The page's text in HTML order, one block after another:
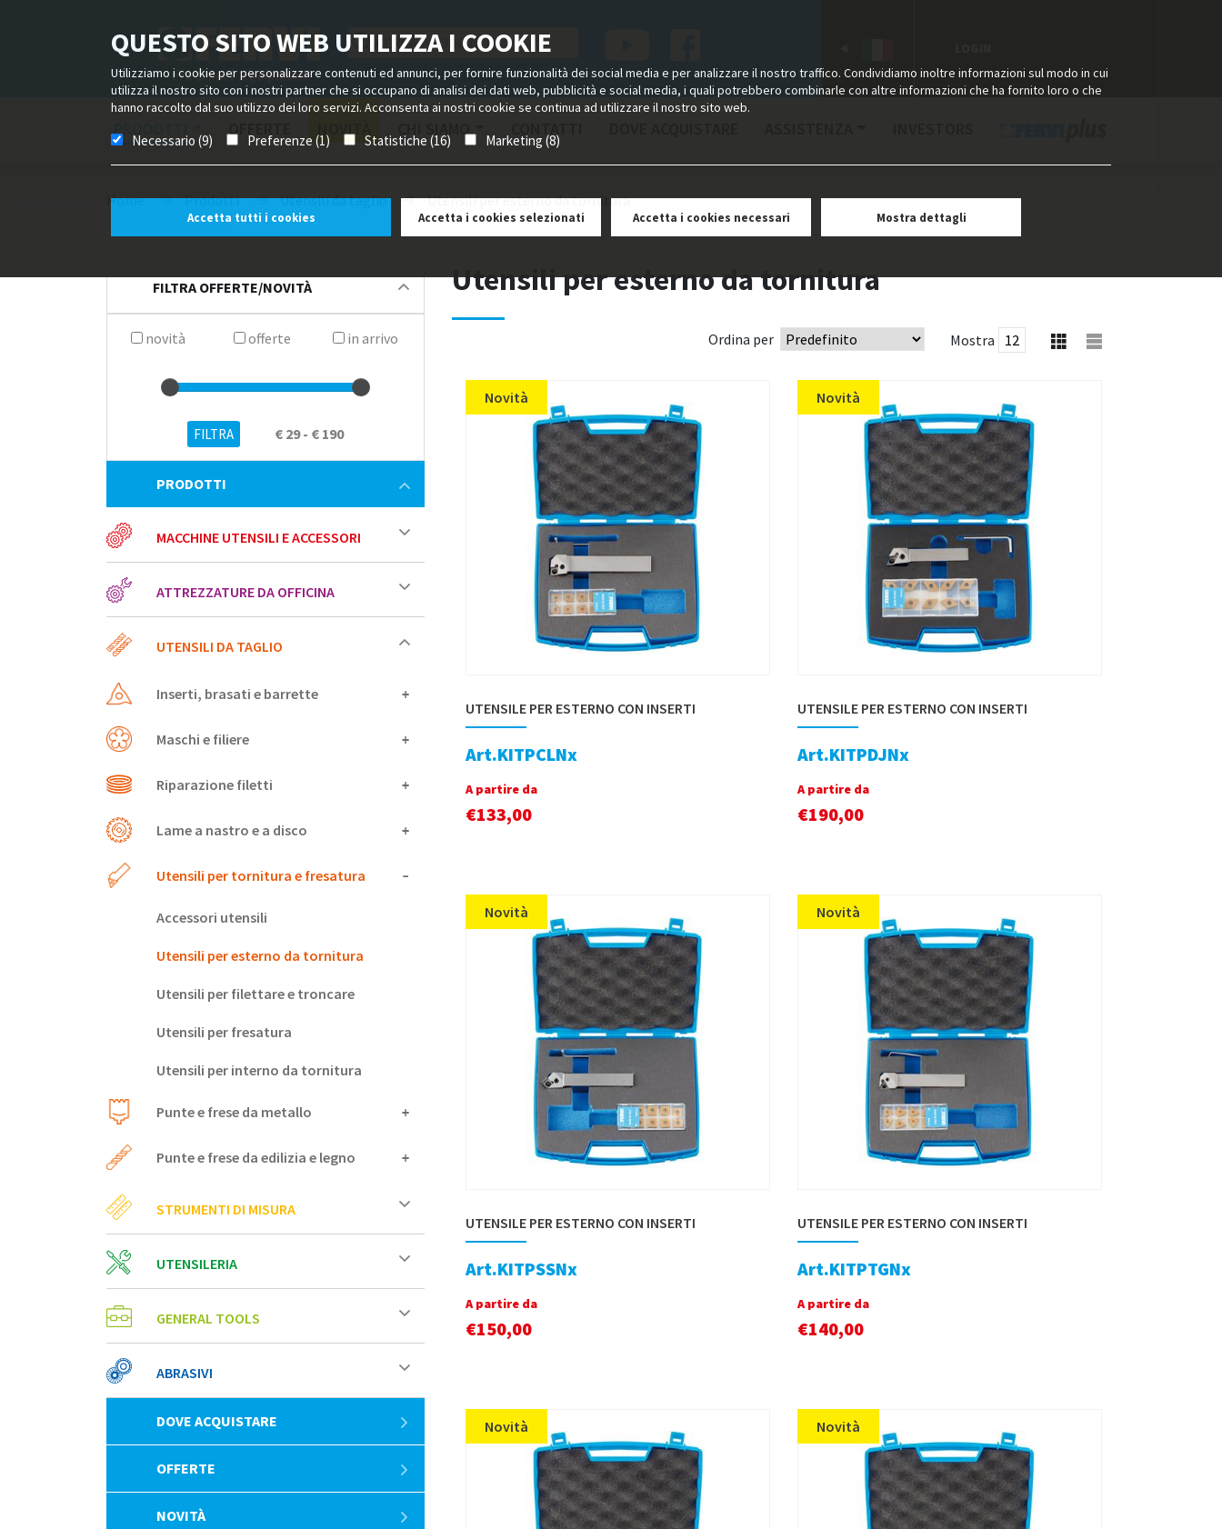
QUESTO SITO WEB UTILIZZA I COOKIE
Utilizziamo i cookie per personalizzare contenuti ed annunci, per fornire funzionalità dei social media e per analizzare il nostro traffico. Condividiamo inoltre informazioni sul modo in cui
utilizza il nostro sito con i nostri partner che si occupano di analisi dei dati web, pubblicità e social media, i quali potrebbero combinarle con altre informazioni che ha fornito loro o che
hanno raccolto dal suo utilizzo dei loro servizi. Acconsenta ai nostri cookie se continua ad utilizzare il nostro sito web.
Necessario (9) Preferenze (1) Statistiche (16) Marketing (8)
Accetta tutti i cookies Accetta i cookies selezionati Accetta i cookies necessari Mostra dettagli
PRODOTTI OFFERTE NOVITÀ CHI SIAMO
Home Prodotti Utensili da taglio Utensili per esterno da tornitura
FILTRA OFFERTE/NOVITÀ
novità offerte in arrivo
€ 29 - € 190
PRODOTTI
MACCHINE UTENSILI E ACCESSORI
ATTREZZATURE DA OFFICINA
UTENSILI DA TAGLIO
Inserti, brasati e barrette
Maschi e filiere
Riparazione filetti
Lame a nastro e a disco
Utensili per tornitura e fresatura
Accessori utensili
Utensili per esterno da tornitura
Utensili per filettare e troncare
Utensili per fresatura
Utensili per interno da tornitura
Punte e frese da metallo
Punte e frese da edilizia e legno
STRUMENTI DI MISURA
UTENSILERIA
GENERAL TOOLS
ABRASIVI
DOVE ACQUISTARE
OFFERTE
NOVITÀ
Utensili per esterno da tornitura
Mostra
Ordina per
Novità
UTENSILE PER ESTERNO CON INSERTI
Art.KITPCLNx
A partire da
€133,00
Novità
UTENSILE PER ESTERNO CON INSERTI
Art.KITPDJNx
A partire da
€190,00
Novità
UTENSILE PER ESTERNO CON INSERTI
Art.KITPSSNx
A partire da
€150,00
Novità
UTENSILE PER ESTERNO CON INSERTI
Art.KITPTGNx
A partire da
€140,00
Novità Novità